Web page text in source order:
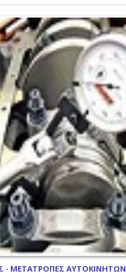
- ΜΕΤΑΤΡΟΠΕΣ ΑΥΤΟΚΙΝΗΤΩΝ